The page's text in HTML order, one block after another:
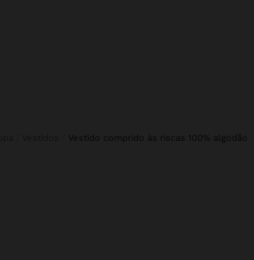
vestido comprido às riscas 100% algodão